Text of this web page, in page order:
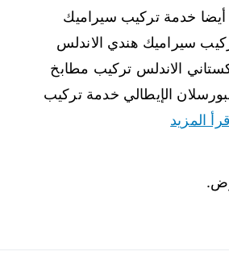
أيضا خدمة تركيب سيراميك
سيراميك هندي الاندلس
الاندلس تركيب مطابخ
الإيطالي خدمة تركيب
المزيد